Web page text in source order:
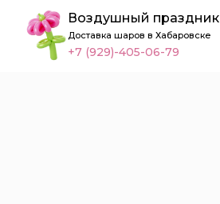
Воздушный праздник
Доставка шаров в Хабаровске
+7 (929)-405-06-79